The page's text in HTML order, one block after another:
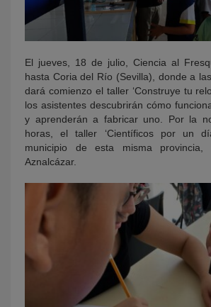
El jueves, 18 de julio, Ciencia al
hasta Coria del Río (Sevilla), donde a
dará comienzo el taller ‘Construye tu
los asistentes descubrirán cómo
y aprenderán a fabricar uno. Por la
horas, el taller ‘Científicos por un
municipio de esta misma provincia,
Aznalcázar.